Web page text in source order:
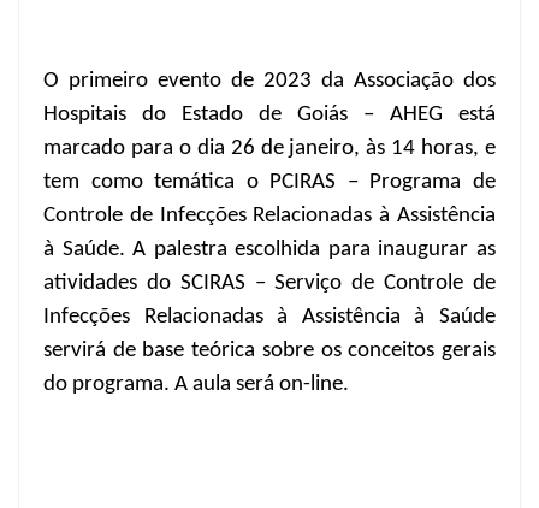
O primeiro evento de 2023 da Associação dos
Hospitais do Estado de Goiás – AHEG está
marcado para o dia 26 de janeiro, às 14 horas, e
tem como temática o PCIRAS – Programa de
Controle de Infecções Relacionadas à Assistência
à Saúde. A palestra escolhida para inaugurar as
atividades do SCIRAS –Serviço de Controle de
Infecções Relacionadas à Assistência à Saúde
servirá de base teórica sobre os conceitos gerais
do programa. A aula será on-line.